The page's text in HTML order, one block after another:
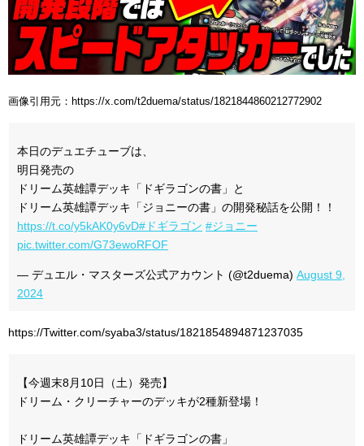
画像引用元：https://x.com/t2duema/status/1821844860212772902
本日のデュエチューブは、
明日発売の
ドリーム英雄譚デッキ「ドギラゴンの書」と
ドリーム英雄譚デッキ「ジョニーの書」の開発秘話を公開！！
https://t.co/y5kAK0y6vD#ドギラゴン #ジョニー
pic.twitter.com/G73ewoRFOF
— デュエル・マスターズ公式アカウント (@t2duema) August 9,
2024
https://Twitter.com/syaba3/status/1821854894871237035
【今週末8月10日（土）発売】
ドリーム・クリーチャーのデッキが2種新登場！
ドリーム英雄譚デッキ「ドギラゴンの書」